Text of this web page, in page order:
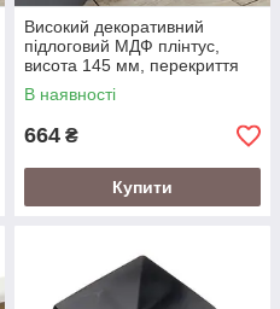
Високий декоративний
підлоговий МДФ плінтус,
висота 145 мм, перекриття
по підлозі 16 мм, довжина
2,80 м, Білий
В наявності
664 ₴
Купити